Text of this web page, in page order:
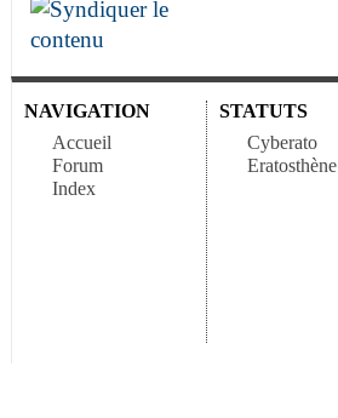
NAVIGATION
Accueil
Forum
Index
STATUTS
Cyberato
Eratosthène